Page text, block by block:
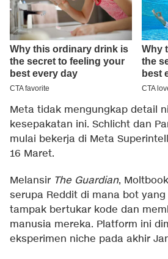
Meta tidak mengungkap detail
kesepakatan ini. Schlicht dan
mulai bekerja di Meta
16 Maret.
Melansir The Guardian,
serupa Reddit di mana bot yang
tampak bertukar kode dan
manusia mereka. Platform ini
eksperimen niche pada akhir